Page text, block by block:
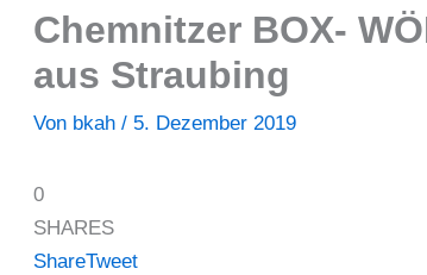
Chemnitzer BOX-
aus Straubing
Von bkah/ 5. Dezember 2019
0
SHARES
ShareTweet